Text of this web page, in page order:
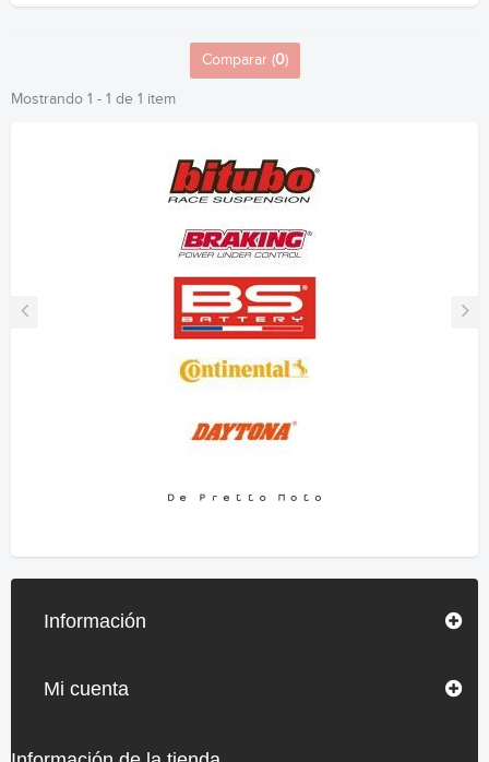
Comparar (0)
Mostrando 1 - 1 de 1 item
Información
Mi cuenta